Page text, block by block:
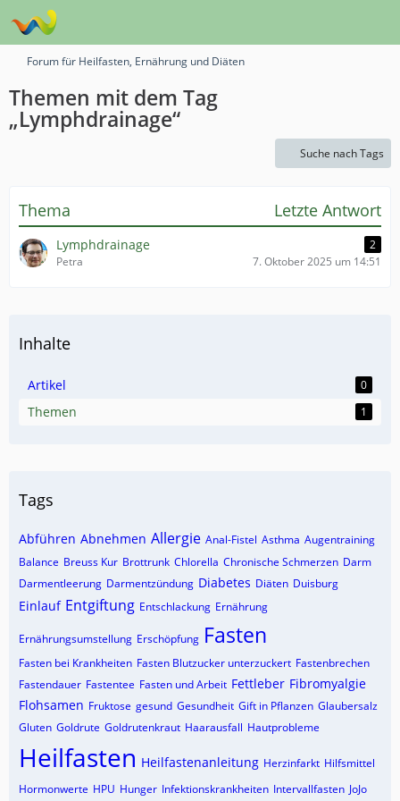
Forum für Heilfasten, Ernährung und Diäten
Themen mit dem Tag
„Lymphdrainage“
Suche nach Tags
Thema Letzte Antwort
Lymphdrainage
2
Petra
7. Oktober 2025 um 14:51
Inhalte
Artikel 0
Themen 1
Tags
Abführen Abnehmen Allergie Anal-Fistel Asthma Augentraining
Balance Breuss Kur Brottrunk Chlorella Chronische Schmerzen Darm
Darmentleerung Darmentzündung Diabetes Diäten Duisburg
Einlauf Entgiftung Entschlackung Ernährung
Ernährungsumstellung Erschöpfung Fasten
Fasten bei Krankheiten Fasten Blutzucker unterzuckert Fastenbrechen
Fastendauer Fastentee Fasten und Arbeit Fettleber Fibromyalgie
Flohsamen Fruktose gesund Gesundheit Gift in Pflanzen Glaubersalz
Gluten Goldrute Goldrutenkraut Haarausfall Hautprobleme
Heilfasten Heilfastenanleitung Herzinfarkt Hilfsmittel
Hormonwerte HPU Hunger Infektionskrankheiten Intervallfasten JoJo